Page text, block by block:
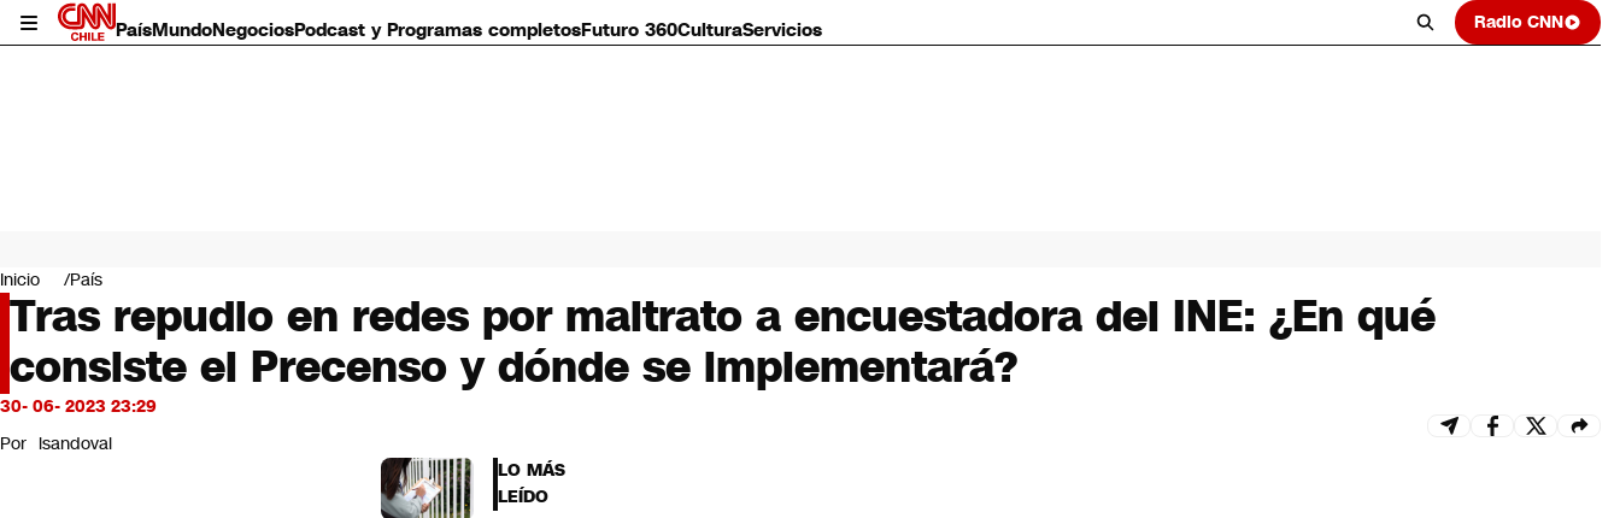
PaísMundoNegociosPodcast y Programas completosFuturo 360CulturaServicios Radio CNN
Mundo
Negocios
Deportes
Programas completos
Cultura
Servicios
Bits
CNN Data
Inicio País
Tras repudio en redes por maltrato a encuestadora del INE: ¿En qué
consiste el Precenso y dónde se implementará?
30- 06- 2023 23:29
Por lsandoval
LO MÁS
LEÍDO